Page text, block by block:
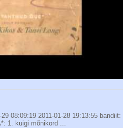
08:09:19 2011-01-28 19:13:55 bandiit:
1. kuigi mõnikord ...